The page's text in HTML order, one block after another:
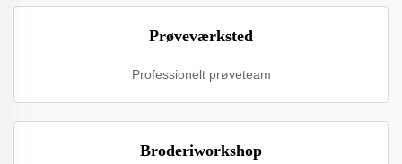
Prøveværksted
Professionelt prøveteam
Broderiworkshop